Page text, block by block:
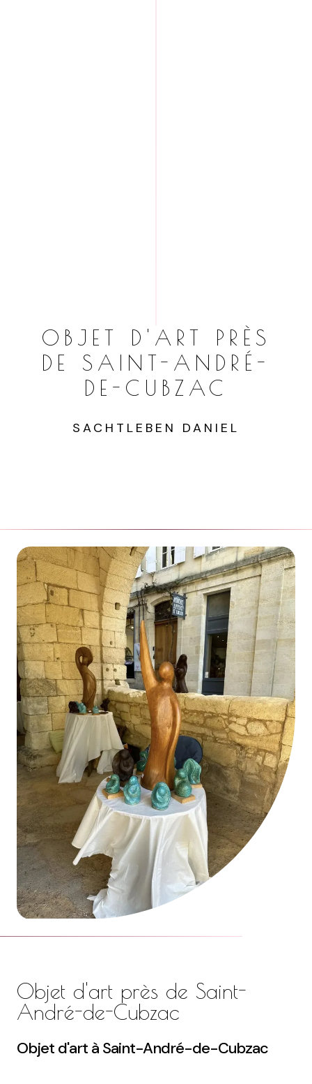
OBJET D'ART PRÈS
DE SAINT-ANDRÉ-
DE-CUBZAC
SACHTLEBEN DANIEL
Objet d'art près de Saint-
André-de-Cubzac
Objet d'art à Saint-André-de-Cubzac